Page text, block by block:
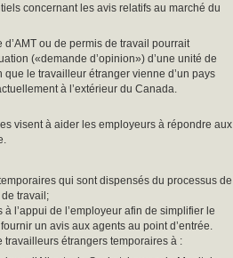
concernant les avis relatifs au marché du
ou de permis de travail pourrait
(«demande d’opinion») d’une unité de
le travailleur étranger vienne d’un pays
à l’extérieur du Canada.
visent à aider les employeurs à répondre aux
qui sont dispensés du processus de
de travail;
l’appui de l’employeur afin de simplifier le
un avis aux agents au point d’entrée.
étrangers temporaires à :